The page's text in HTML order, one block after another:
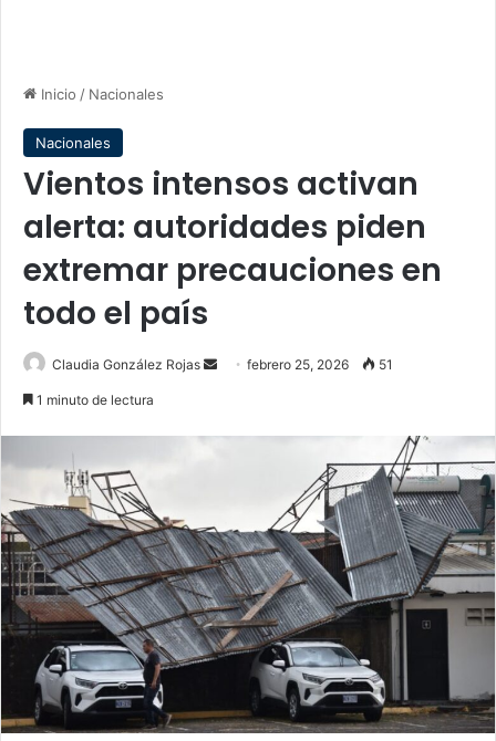
Inicio / Nacionales
Nacionales
Vientos intensos activan
alerta: autoridades piden
extremar precauciones en
todo el país
Claudia González Rojas
Sendfebrero 25, 2026 51
1 minuto de lectura